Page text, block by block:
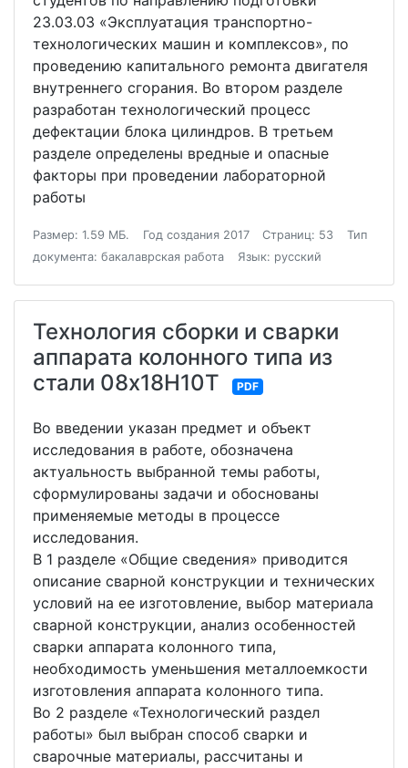
23.03.03 «Эксплуатация транспортно-
технологических машин и комплексов», по
проведению капитального ремонта двигателя
внутреннего сгорания. Во втором разделе
разработан технологический процесс
дефектации блока цилиндров. В третьем
разделе определены вредные и опасные
факторы при проведении лабораторной
работы
Размер: 1.59 МБ. Год создания 2017 Страниц: 53
Тип
документа: бакалаврская работа
Язык: русский
Технология сборки и сварки
аппарата колонного типа из
стали 08х18Н10Т
PDF
Во введении указан предмет и объект
исследования в работе, обозначена
актуальность выбранной темы работы,
сформулированы задачи и обоснованы
применяемые методы в процессе
исследования.
В 1 разделе «Общие сведения» приводится
описание сварной конструкции и технических
условий на ее изготовление, выбор материала
сварной конструкции, анализ особенностей
сварки аппарата колонного типа,
необходимость уменьшения металлоемкости
изготовления аппарата колонного типа.
Во 2 разделе «Технологический раздел
работы» был выбран способ сварки и
сварочные материалы, рассчитаны и